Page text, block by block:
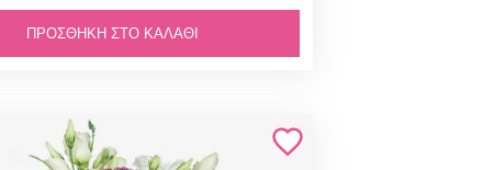
ΠΡΟΣΘΉΚΗ ΣΤΟ ΚΑΛΆΘΙ